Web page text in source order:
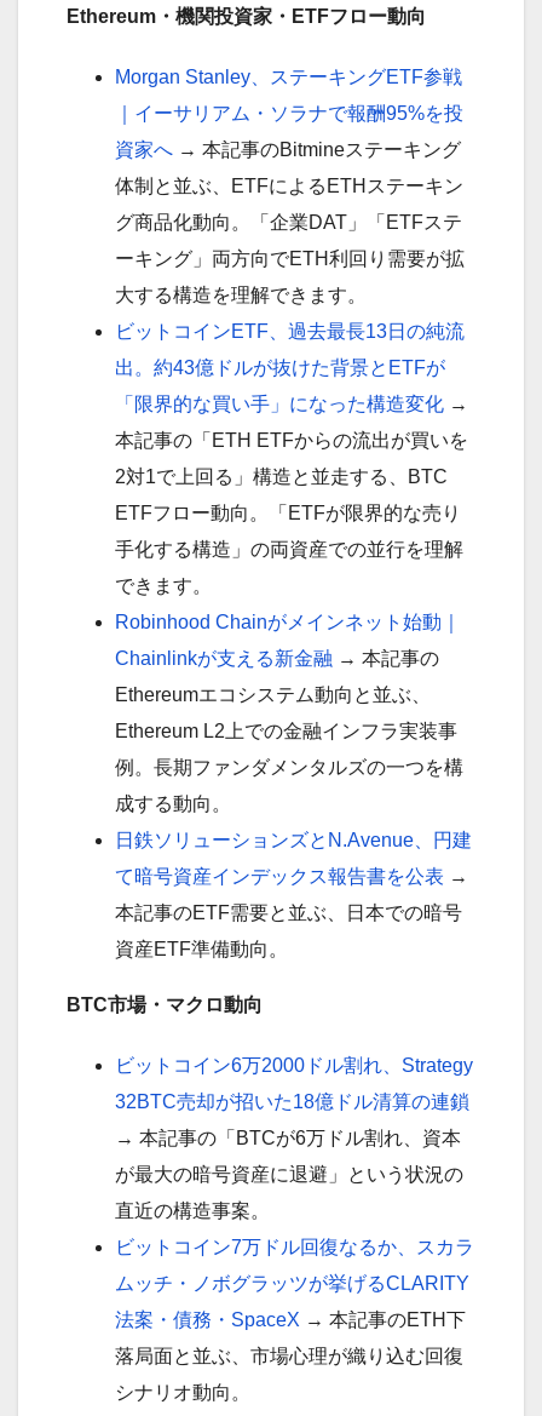
Ethereum・機関投資家・ETFフロー動向
Morgan Stanley、ステーキングETF参戦
｜イーサリアム・ソラナで報酬95%を投
資家へ → 本記事のBitmineステーキング
体制と並ぶ、ETFによるETHステーキン
グ商品化動向。「企業DAT」「ETFステ
ーキング」両方向でETH利回り需要が拡
大する構造を理解できます。
ビットコインETF、過去最長13日の純流
出。約43億ドルが抜けた背景とETFが
「限界的な買い手」になった構造変化 →
本記事の「ETH ETFからの流出が買いを
2対1で上回る」構造と並走する、BTC
ETFフロー動向。「ETFが限界的な売り
手化する構造」の両資産での並行を理解
できます。
Robinhood Chainがメインネット始動｜
Chainlinkが支える新金融 → 本記事の
Ethereumエコシステム動向と並ぶ、
Ethereum L2上での金融インフラ実装事
例。長期ファンダメンタルズの一つを構
成する動向。
日鉄ソリューションズとN.Avenue、円建
て暗号資産インデックス報告書を公表 →
本記事のETF需要と並ぶ、日本での暗号
資産ETF準備動向。
BTC市場・マクロ動向
ビットコイン6万2000ドル割れ、Strategy
32BTC売却が招いた18億ドル清算の連鎖
→ 本記事の「BTCが6万ドル割れ、資本
が最大の暗号資産に退避」という状況の
直近の構造事案。
ビットコイン7万ドル回復なるか、スカラ
ムッチ・ノボグラッツが挙げるCLARITY
法案・債務・SpaceX → 本記事のETH下
落局面と並ぶ、市場心理が織り込む回復
シナリオ動向。